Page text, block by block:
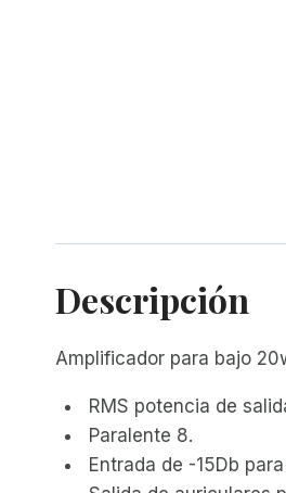
Descripción
Amplificador para bajo
RMS potencia de
Paralente 8.
Entrada de -15Db